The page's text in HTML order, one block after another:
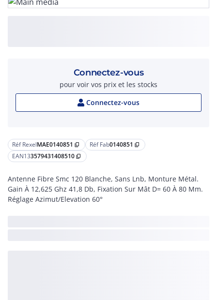
Réf RexelMAE0140851 content_copy Réf Fab0140851 content_copy
EAN133579431408510 content_copy
Antenne Fibre Smc 120 Blanche, Sans Lnb, Monture Métal.
Gain À 12,625 Ghz 41,8 Db, Fixation Sur Mât D= 60 À 80 Mm.
Réglage Azimut/Elevation 60°
Connectez-vous
pour voir vos prix et les stocks
Connectez-vous